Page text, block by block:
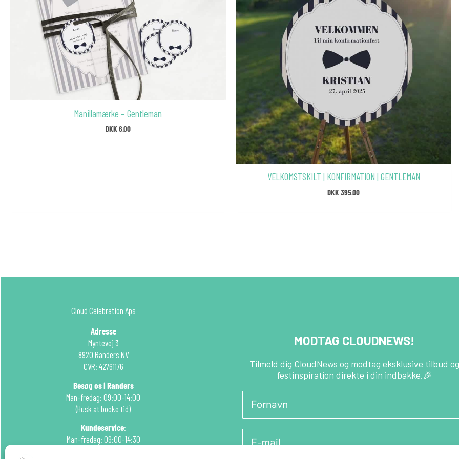
Manillamærke – Gentleman
DKK 6.00
VELKOMSTSKILT | KONFIRMATION | GENTLEMAN
DKK 395.00
Cloud Celebration Aps
Adresse
Myntevej 3
8920 Randers NV
CVR: 42761176
Besøg os i Randers
Man-fredag: 09:00-14:00
(Husk at booke tid)
Kundeservice:
Man-fredag: 09:00-14:30
MODTAG CLOUDNEWS!
Tilmeld dig CloudNews og modtag eksklusive tilbud og
festinspiration direkte i din indbakke.🎉
Fornavn
E-mail